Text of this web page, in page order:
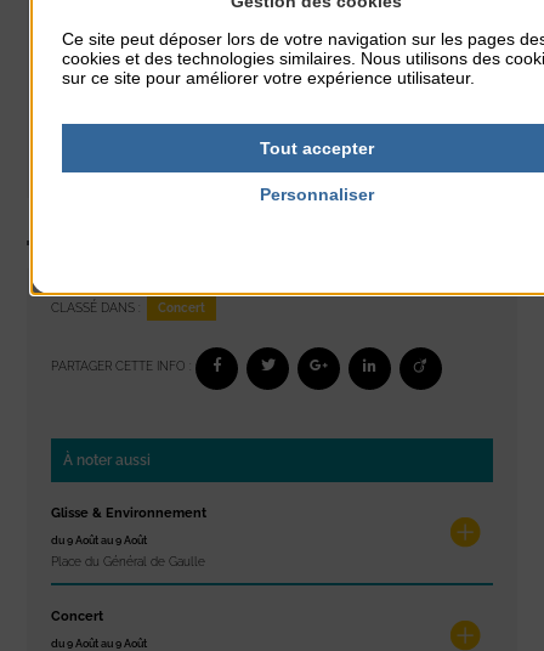
CLASSÉ DANS : Concert
PARTAGER CETTE INFO :
À noter aussi
Glisse & Environnement
du 9 Août au 9 Août
Place du Général de Gaulle
Concert
du 9 Août au 9 Août
Ce site peut déposer lors de votre navigation sur les pages
cookies et des technologies similaires. Nous utilisons des
sur ce site pour améliorer votre expérience utilisateur.
Tout accepter
Personnaliser